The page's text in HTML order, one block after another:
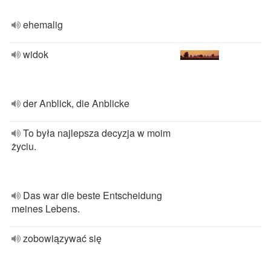
ehemalig
widok
der Anblick, die Anblicke
To była najlepsza decyzja w moim
życiu.
Das war die beste Entscheidung
meines Lebens.
zobowiązywać się